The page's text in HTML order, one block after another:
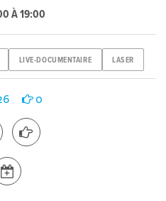
À 19:00
LIVE-DOCUMENTAIRE LASER
0